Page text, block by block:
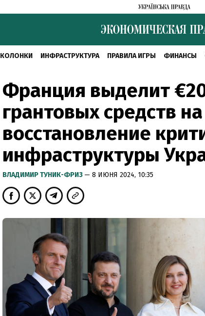
КОЛОНКИ ИНФРАСТРУКТУРА ПРАВИЛА ИГРЫ ФИНАНСЫ
Франция выделит
грантовых средств на
восстановление
инфраструктуры
ВЛАДИМИР ТУНИК-ФРИЗ — 8 ИЮНЯ 2024, 10:35